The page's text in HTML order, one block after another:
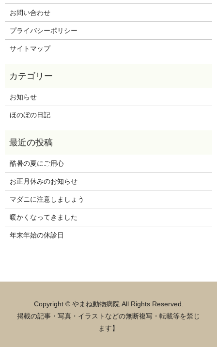
お問い合わせ
プライバシーポリシー
サイトマップ
お知らせ
ほのぼの日記
酷暑の夏にご用心
お正月休みのお知らせ
マダニに注意しましょう
暖かくなってきました
年末年始の休診日
Copyright © やまね動物病院 All Rights Reserved.
掲載の記事・写真・イラストなどの無断複写・転載等を禁じ
ます】